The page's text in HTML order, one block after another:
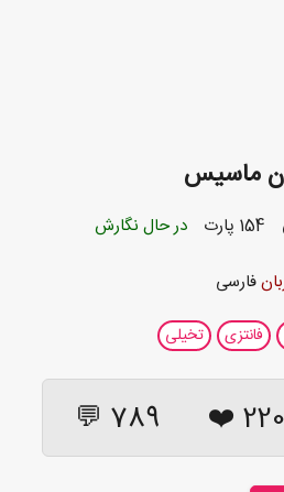
ماسیس
154 پارت در حال نگارش
فارسی
فانتزی تخیلی
220
❤️
789 💬